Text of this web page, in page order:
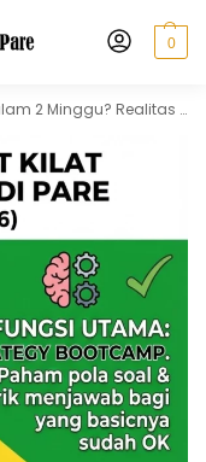
0
Realitas Paket Kilat Pare 2026